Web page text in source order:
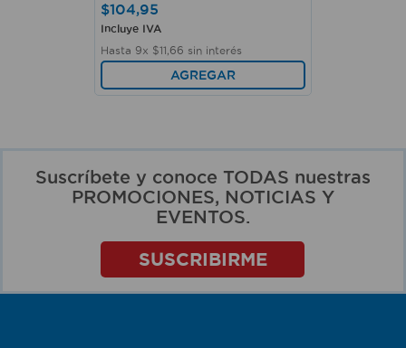
$104,95
Incluye IVA
Hasta 9x $11 66 sin interés
AGREGAR
Suscríbete y conoce TODAS nuestras
PROMOCIONES, NOTICIAS Y
EVENTOS.
SUSCRIBIRME